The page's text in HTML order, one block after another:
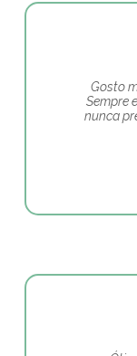
Gosto
Sempre
nunca